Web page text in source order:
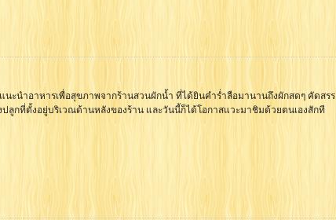
ะนำอาหารเพื่อสุขภาพจากร้านสวนผักน้ำ ที่ได้ยินคำร่ำลือมานานถึงผักสดๆ คัดสรร
ลูกที่ตั้งอยู่บริเวณด้านหลังของร้าน และวันนี้ก็ได้โอกาสแวะมาชิมด้วยตนเองสักที